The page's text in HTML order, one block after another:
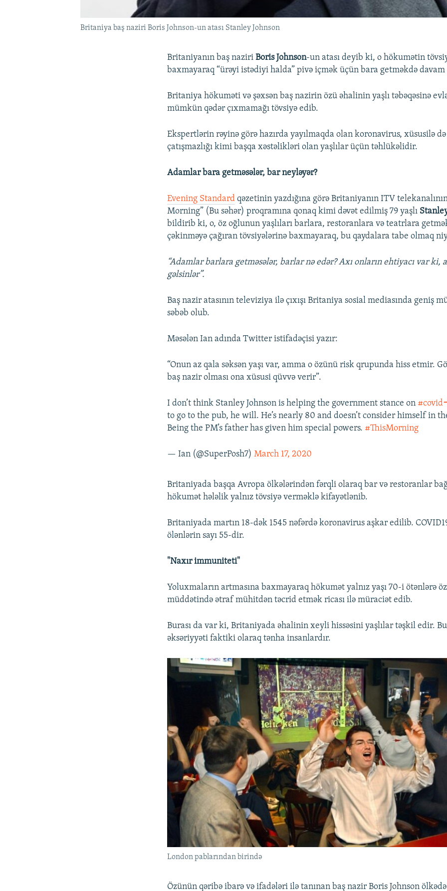
Britaniya baş naziri Boris Johnson-un atası Stanley Johnson
Britaniyanın baş naziriBoris Johnson-un atası deyib ki, o hökumətin
baxmayaraq “ürəyi istədiyi halda” pivə içmək üçün bara getməkdə davam
Britaniya hökuməti və şəxsən baş nazirin özü əhalinin yaşlı təbəqəsinə
mümkün qədər çıxmamağı tövsiyə edib.
Ekspertlərin rəyinə görə hazırda yayılmaqda olan koronavirus, xüsusilə
çatışmazlığı kimi başqa xəstəlikləri olan yaşlılar üçün təhlükəlidir.
Adamlar bara getməsələr, bar neyləyər?
Evening Standard qəzetinin yazdığına görə Britaniyanın ITV
Morning” (Bu səhər) proqramına qonaq kimi dəvət edilmiş 79 yaşlı
bildirib ki, o, öz oğlunun yaşlıları barlara, restoranlara və teatrlara
çəkinməyə çağıran tövsiyələrinə baxmayaraq, bu qaydalara tabe olmaq
“Adamlar barlara getməsələr, barlar nə edər? Axı onların ehtiyacı var ki,
gəlsinlər”.
Baş nazir atasının televiziya ilə çıxışı Britaniya sosial mediasında geniş
səbəb olub.
Məsələn Ian adında Twitter istifadəçisi yazır:
“Onun az qala səksən yaşı var, amma o özünü risk qrupunda hiss etmir.
baş nazir olması ona xüsusi qüvvə verir”.
I don’t think Stanley Johnson is helping the government stance on #covid
to go to the pub, he will. He’s nearly 80 and doesn’t consider himself in
Being the PM’s father has given him special powers. #ThisMorning
— Ian (@SuperPosh7)March 17, 2020
Britaniyada başqa Avropa ölkələrindən fərqli olaraq bar və restoranlar
hökumət hələlik yalnız tövsiyə verməklə kifayətlənib.
Britaniyada martın 18-dək 1545 nəfərdə koronavirus aşkar edilib.
ölənlərin sayı 55-dir.
"Naxır immuniteti"
Yoluxmaların artmasına baxmayaraq hökumət yalnız yaşı 70-i ötənlərə
müddətində ətraf mühitdən təcrid etmək ricası ilə müraciət edib.
Burası da var ki, Britaniyada əhalinin xeyli hissəsini yaşlılar təşkil edir.
əksəriyyəti faktiki olaraq tənha insanlardır.
London pablarından birində
Özünün qəribə ibarə və ifadələri ilə tanınan baş nazir Boris Johnson